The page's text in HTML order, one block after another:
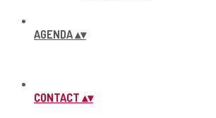
AGENDA▴▾
CONTACT ▴▾